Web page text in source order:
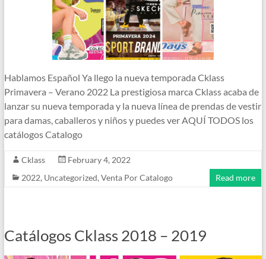
Hablamos Español Ya llego la nueva temporada Cklass
Primavera – Verano 2022 La prestigiosa marca Cklass acaba de
lanzar su nueva temporada y la nueva línea de prendas de vestir
para damas, caballeros y niños y puedes ver AQUÍ TODOS los
catálogos Catalogo
Cklass
February 4, 2022
2022, Uncategorized, Venta Por Catalogo Read more
Catálogos Cklass 2018 – 2019